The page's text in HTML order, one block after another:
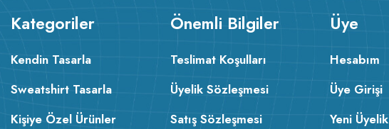
Kategoriler
Kendin Tasarla
Sweatshirt Tasarla
Kişiye Özel Ürünler
Önemli Bilgiler
Teslimat Koşulları
Üyelik Sözleşmesi
Satış Sözleşmesi
Üye
Hesabım
Üye Girişi
Yeni Üyelik